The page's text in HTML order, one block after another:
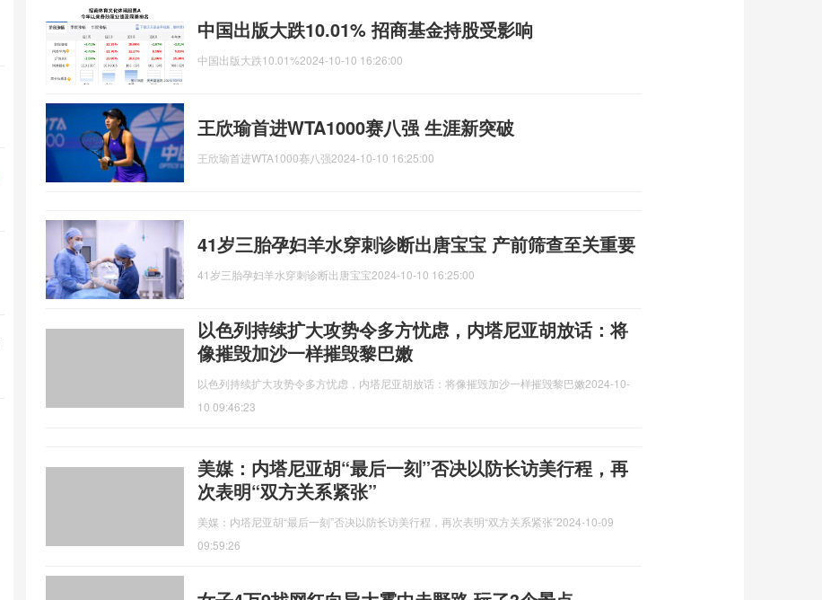
中国出版大跌10.01% 招商基金持股受影响
中国出版大跌10.01%2024-10-10 16:26:00
王欣瑜首进WTA1000赛八强 生涯新突破
王欣瑜首进WTA1000赛八强2024-10-10 16:25:00
41岁三胎孕妇羊水穿刺诊断出唐宝宝 产前筛查至关重要
41岁三胎孕妇羊水穿刺诊断出唐宝宝2024-10-10 16:25:00
以色列持续扩大攻势令多方忧虑，内塔尼亚胡放话：将
像摧毁加沙一样摧毁黎巴嫩
以色列持续扩大攻势令多方忧虑，内塔尼亚胡放话：将像摧毁加沙一样摧毁黎巴嫩2024-10-
10 09:46:23
美媒：内塔尼亚胡“最后一刻”否决以防长访美行程，再
次表明“双方关系紧张”
美媒：内塔尼亚胡“最后一刻”否决以防长访美行程，再次表明“双方关系紧张”2024-10-09
09:59:26